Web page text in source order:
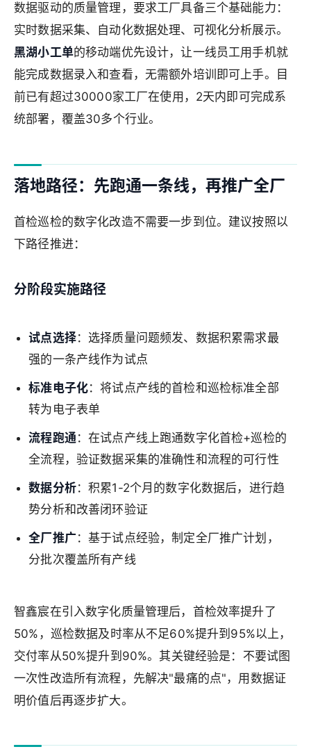
数据驱动的质量管理，要求工厂具备三个基础能力：
实时数据采集、自动化数据处理、可视化分析展示。
黑湖小工单的移动端优先设计，让一线员工用手机就
能完成数据录入和查看，无需额外培训即可上手。目
前已有超过30000家工厂在使用，2天内即可完成系
统部署，覆盖30多个行业。
落地路径：先跑通一条线，再推广全厂
首检巡检的数字化改造不需要一步到位。建议按照以
下路径推进：
分阶段实施路径
试点选择：选择质量问题频发、数据积累需求最
强的一条产线作为试点
标准电子化：将试点产线的首检和巡检标准全部
转为电子表单
流程跑通：在试点产线上跑通数字化首检+巡检的
全流程，验证数据采集的准确性和流程的可行性
数据分析：积累1-2个月的数字化数据后，进行趋
势分析和改善闭环验证
全厂推广 ：基于试点经验，制定全厂推广计划，
分批次覆盖所有产线
智鑫宸在引入数字化质量管理后，首检效率提升了
50%，巡检数据及时率从不足60%提升到95%以上，
交付率从50%提升到90%。其关键经验是：不要试图
一次性改造所有流程，先解决"最痛的点"，用数据证
明价值后再逐步扩大。